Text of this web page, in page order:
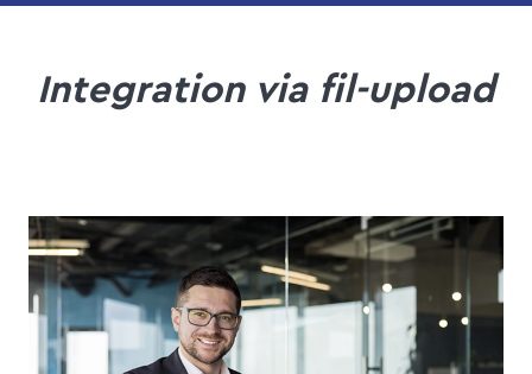
Integration via fil-upload